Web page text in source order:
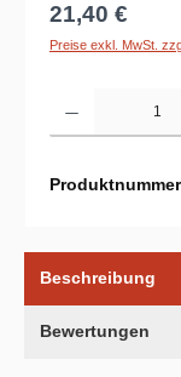
Regulärer Preis:
21,40 €
Preise exkl. MwSt.
Beschreibung
Bewertungen